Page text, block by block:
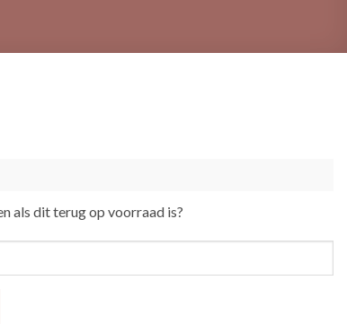
als dit terug op voorraad is?